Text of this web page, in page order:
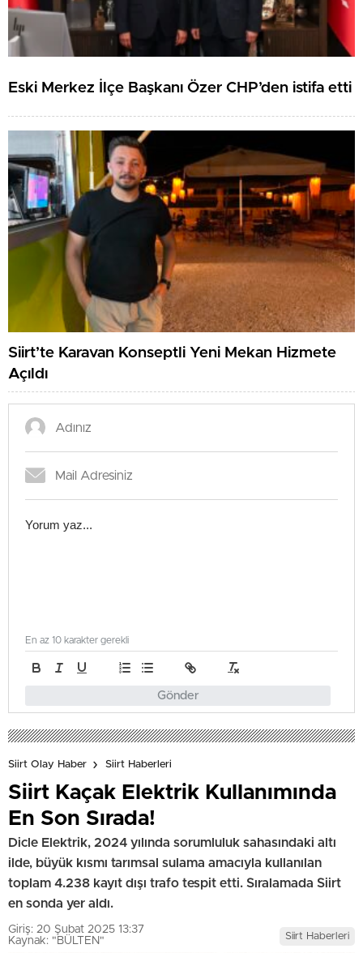
Eski Merkez İlçe Başkanı Özer CHP’den istifa etti
Siirt’te Karavan Konseptli Yeni Mekan Hizmete
Açıldı
Gönder
En az 10 karakter gerekli
Siirt Olay Haber Siirt Haberleri
Siirt Kaçak Elektrik Kullanımında
En Son Sırada!
Dicle Elektrik, 2024 yılında sorumluluk sahasındaki altı
ilde, büyük kısmı tarımsal sulama amacıyla kullanılan
toplam 4.238 kayıt dışı trafo tespit etti. Sıralamada Siirt
en sonda yer aldı.
Giriş: 20 Şubat 2025 13:37
Kaynak: "BÜLTEN"
Siirt Haberleri